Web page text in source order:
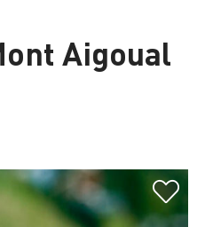
Aigoual​